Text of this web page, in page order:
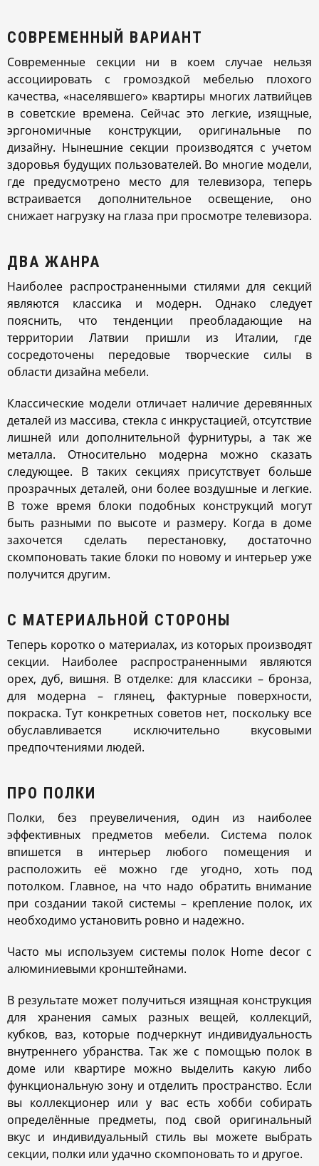
СОВРЕМЕННЫЙ ВАРИАНТ
Современные секции ни в коем случае нельзя
ассоциировать с громоздкой мебелью плохого
качества, «населявшего» квартиры многих латвийцев
в советские времена. Сейчас это легкие, изящные,
эргономичные конструкции, оригинальные по
дизайну. Нынешние секции производятся с учетом
здоровья будущих пользователей. Во многие модели,
где предусмотрено место для телевизора, теперь
встраивается дополнительное освещение, оно
снижает нагрузку на глаза при просмотре телевизора.
ДВА ЖАНРА
Наиболее распространенными стилями для секций
являются классика и модерн. Однако следует
пояснить, что тенденции преобладающие на
территории Латвии пришли из Италии, где
сосредоточены передовые творческие силы в
области дизайна мебели.
Классические модели отличает наличие деревянных
деталей из массива, стекла с инкрустацией, отсутствие
лишней или дополнительной фурнитуры, а так же
металла. Относительно модерна можно сказать
следующее. В таких секциях присутствует больше
прозрачных деталей, они более воздушные и легкие.
В тоже время блоки подобных конструкций могут
быть разными по высоте и размеру. Когда в доме
захочется сделать перестановку, достаточно
скомпоновать такие блоки по новому и интерьер уже
получится другим.
С МАТЕРИАЛЬНОЙ СТОРОНЫ
Теперь коротко о материалах, из которых производят
секции. Наиболее распространенными являются
орех, дуб, вишня. В отделке: для классики – бронза,
для модерна – глянец, фактурные поверхности,
покраска. Тут конкретных советов нет, поскольку все
обуславливается исключительно вкусовыми
предпочтениями людей.
ПРО ПОЛКИ
Полки, без преувеличения, один из наиболее
эффективных предметов мебели. Система полок
впишется в интерьер любого помещения и
расположить её можно где угодно, хоть под
потолком. Главное, на что надо обратить внимание
при создании такой системы – крепление полок, их
необходимо установить ровно и надежно.
Часто мы используем системы полок Home decor с
алюминиевыми кронштейнами.
В результате может получиться изящная конструкция
для хранения самых разных вещей, коллекций,
кубков, ваз, которые подчеркнут индивидуальность
внутреннего убранства. Так же с помощью полок в
доме или квартире можно выделить какую либо
функциональную зону и отделить пространство. Если
вы коллекционер или у вас есть хобби собирать
определённые предметы, под свой оригинальный
вкус и индивидуальный стиль вы можете выбрать
секции, полки или удачно скомпоновать то и другое.